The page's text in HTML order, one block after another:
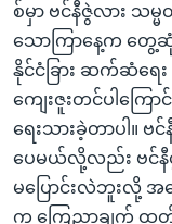
စ်မှာ ဗင်နီဇွဲလား သမ္မ
သောကြာနေ့က တွ
နိုင်ငံခြား ဆက်ဆံရေ
ကျေးဇူးတင်ပါကြ
ရေးသားခဲ့တာပါ။
ပေမယ်လို့လည်း ဗင်နီ
မပြောင်းလဲဘူးလို့ အ
က ကြေညာချက် ထုတ်